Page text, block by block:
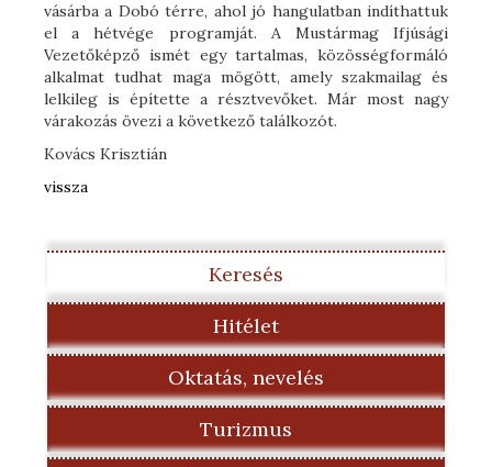
vásárba a Dobó térre, ahol jó hangulatban indíthattuk
el a hétvége programját. A Mustármag Ifjúsági
Vezetőképző ismét egy tartalmas, közösségformáló
alkalmat tudhat maga mögött, amely szakmailag és
lelkileg is építette a résztvevőket. Már most nagy
várakozás övezi a következő találkozót.
Kovács Krisztián
vissza
Keresés
Hitélet
Oktatás, nevelés
Turizmus